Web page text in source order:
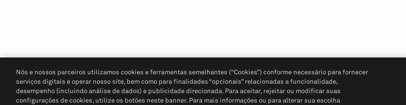
Nós e nossos parceiros utilizamos cookies e ferramentas semelhantes (“Cookies”) conforme necessário para fornecer
serviços digitais e operar nosso site, bem como para finalidades “opcionais” relacionadas a funcionalidade,
desempenho (incluindo análise de dados) e publicidade direcionada. Para aceitar, rejeitar ou modificar suas
configurações de cookies, utilize os botões neste banner. Para mais informações ou para alterar sua escolha